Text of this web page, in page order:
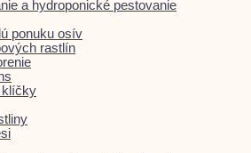
a hydroponické pestovanie
ponuku osív
rastlín
klíčky